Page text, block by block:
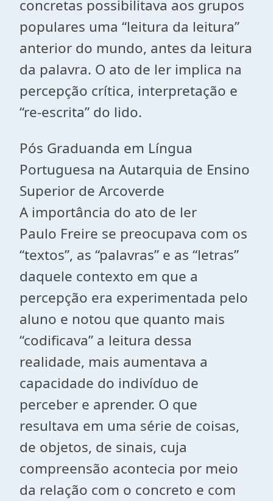
concretas possibilitava aos grupos
populares uma “leitura da leitura”
anterior do mundo, antes da leitura
da palavra. O ato de ler implica na
percepção crítica, interpretação e
“re-escrita” do lido.
Pós Graduanda em Língua
Portuguesa na Autarquia de Ensino
Superior de Arcoverde
A importância do ato de ler
Paulo Freire se preocupava com os
“textos”, as “palavras” e as “letras”
daquele contexto em que a
percepção era experimentada pelo
aluno e notou que quanto mais
“codificava” a leitura dessa
realidade, mais aumentava a
capacidade do indivíduo de
perceber e aprender. O que
resultava em uma série de coisas,
de objetos, de sinais, cuja
compreensão acontecia por meio
da relação com o concreto e com